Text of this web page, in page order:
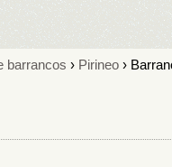
barrancos › Pirineo ›